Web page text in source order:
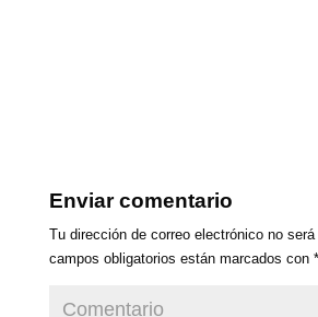
Enviar comentario
Tu dirección de correo electrónico no será
campos obligatorios están marcados con *